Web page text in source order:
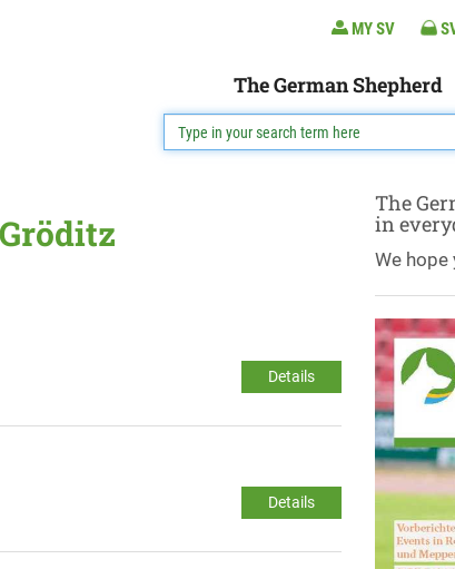
MY SV
The German Shepherd
Details
Details
The
in
We hope